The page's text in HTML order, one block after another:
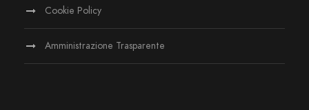
Cookie Policy
Amministrazione Trasparente